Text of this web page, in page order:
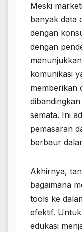
Meski
banyak data
dengan
dengan
komunikasi
memberikan
semata. Ini
pemasaran
berbaur
Akhirnya,
bagaimana
tools ke
efektif.
edukasi